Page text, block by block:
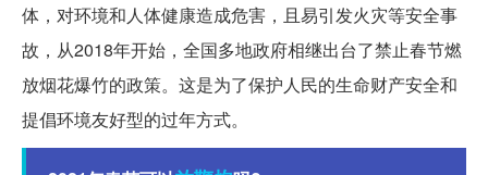
体，对环境和人体健康造成危害，且易引发火灾等安全事
故，从2018年开始，全国多地政府相继出台了禁止春节燃
放烟花爆竹的政策。这是为了保护人民的生命财产安全和
提倡环境友好型的过年方式。